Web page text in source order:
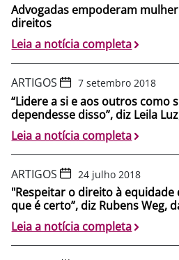
Advogadas empoderam
direitos
Leia a notícia completa
ARTIGOS 7 setembro 2018
“Lidere a si e aos outros como
dependesse disso”, diz Leila
Leia a notícia completa
ARTIGOS 24 julho 2018
"Respeitar o direito à equidade
que é certo”, diz Rubens Weg,
Leia a notícia completa